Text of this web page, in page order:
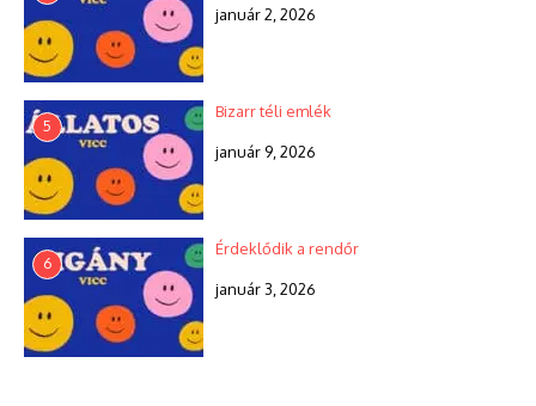
január 2, 2026
5
Bizarr téli emlék
január 9, 2026
6
Érdeklődik a rendőr
január 3, 2026